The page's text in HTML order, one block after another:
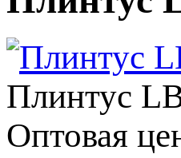
Плинтус
Оптовая